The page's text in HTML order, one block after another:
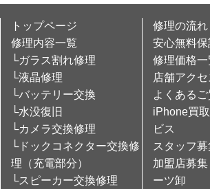
トップページ
修理内容一覧
└ガラス割れ修理
└液晶修理
└バッテリー交換
└水没復旧
└カメラ交換修理
└ドックコネクター交換修
理（充電部分）
└スピーカー交換修理
修理の流れ
安心無料保
修理価格一
店舗アクセ
よくあるご
iPhone買
ビス
スタッフ募
加盟店募
ーツ卸